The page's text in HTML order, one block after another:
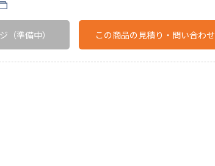
（準備中） この商品の見積り・問い合わせ